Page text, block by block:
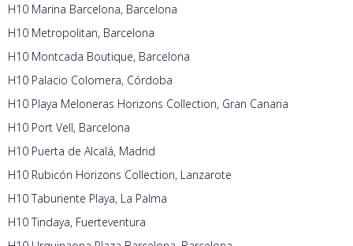
H10 Marina Barcelona, Barcelona
H10 Metropolitan, Barcelona
H10 Montcada Boutique, Barcelona
H10 Palacio Colomera, Córdoba
H10 Playa Meloneras Horizons Collection, Gran Canaria
H10 Port Vell, Barcelona
H10 Puerta de Alcalá, Madrid
H10 Rubicón Horizons Collection, Lanzarote
H10 Taburiente Playa, La Palma
H10 Tindaya, Fuerteventura